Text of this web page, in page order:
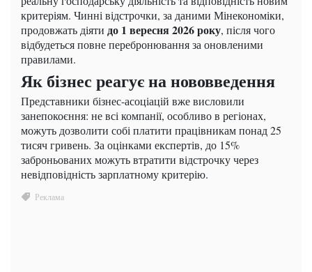
критеріям. Чинні відстрочки, за даними Мінекономіки,
продовжать діяти до 1 вересня 2026 року, після чого
відбудеться повне перебронювання за оновленими
правилами.
Як бізнес реагує на нововведення
Представники бізнес-асоціацій вже висловили
занепокоєння: не всі компанії, особливо в регіонах,
можуть дозволити собі платити працівникам понад 25
тисяч гривень. За оцінками експертів, до 15%
заброньованих можуть втратити відстрочку через
невідповідність зарплатному критерію.